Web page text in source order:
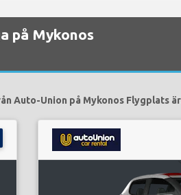
på Mykonos
Auto-Union på Mykonos Flygplats